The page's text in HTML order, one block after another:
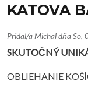
KATOVA
Pridal/a MichaldňaSo,
SKUTOČNÝ
OBLIEHANIE